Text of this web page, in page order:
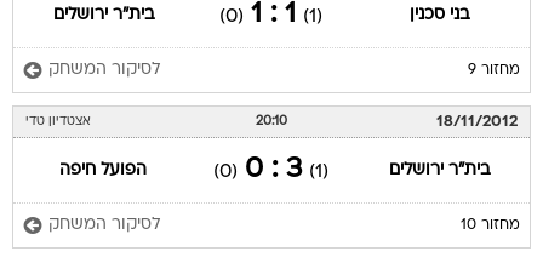
בני סכנין (1)
1 : 1
(0) בית"ר ירושלים
מחזור 9 לסיקור המשחק
18/11/2012
20:10 אצטדיון טדי
בית"ר ירושלים (1)
3 : 0
(0) הפועל חיפה
מחזור 10 לסיקור המשחק